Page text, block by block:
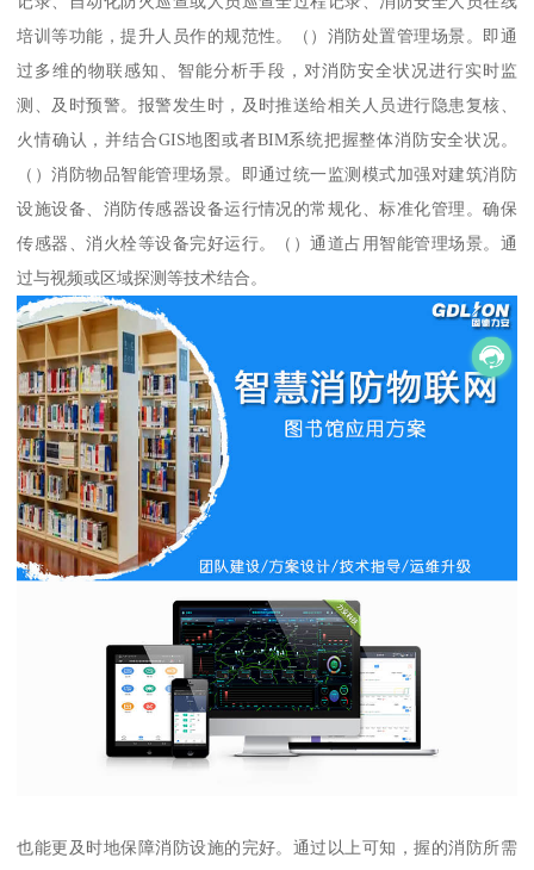
培训等功能，提升人员作的规范性。（）消防处置管理场景。即通
过多维的物联感知、智能分析手段，对消防安全状况进行实时监
测、及时预警。报警发生时，及时推送给相关人员进行隐患复核、
火情确认，并结合GIS地图或者BIM系统把握整体消防安全状况。
（）消防物品智能管理场景。即通过统一监测模式加强对建筑消防
设施设备、消防传感器设备运行情况的常规化、标准化管理。确保
传感器、消火栓等设备完好运行。（）通道占用智能管理场景。通
过与视频或区域探测等技术结合。
也能更及时地保障消防设施的完好。通过以上可知，握的消防所需